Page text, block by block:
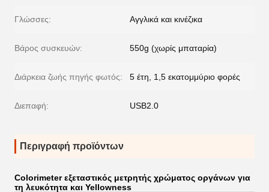
Γλώσσες: Αγγλικά και κινέζικα
Βάρος συσκευών: 550g (χωρίς μπαταρία)
Διάρκεια ζωής πηγής φωτός: 5 έτη, 1,5 εκατομμύριο φορές
Διεπαφή: USB2.0
Περιγραφή προϊόντων
Colorimeter εξεταστικός μετρητής χρώματος οργάνων για
τη λευκότητα και Yellowness